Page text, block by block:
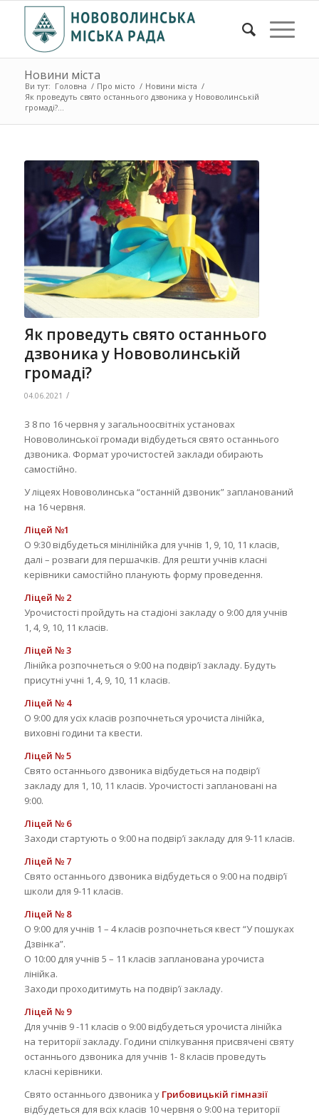
Новини міста
Ви тут: Головна / Про місто / Новини міста /
Як проведуть свято останнього дзвоника у Нововолинській
громаді?...
Як проведуть свято останнього
дзвоника у Нововолинській
громаді?
04.06.2021 /
З 8 по 16 червня у загальноосвітніх установах
Нововолинської громади відбудеться свято останнього
дзвоника. Формат урочистостей заклади обирають
самостійно.
У ліцеях Нововолинська “останній дзвоник” запланований
на 16 червня.
Ліцей №1
О 9:30 відбудеться мінілінійка для учнів 1, 9, 10, 11 класів,
далі – розваги для першачків. Для решти учнів класні
керівники самостійно планують форму проведення.
Ліцей № 2
Урочистості пройдуть на стадіоні закладу о 9:00 для учнів
1, 4, 9, 10, 11 класів.
Ліцей № 3
Лінійка розпочнеться о 9:00 на подвір’ї закладу. Будуть
присутні учні 1, 4, 9, 10, 11 класів.
Ліцей № 4
О 9:00 для усіх класів розпочнеться урочиста лінійка,
виховні години та квести.
Ліцей № 5
Свято останнього дзвоника відбудеться на подвір’ї
закладу для 1, 10, 11 класів. Урочистості заплановані на
9:00.
Ліцей № 6
Заходи стартують о 9:00 на подвір’ї закладу для 9-11 класів.
Ліцей № 7
Свято останнього дзвоника відбудеться о 9:00 на подвір’ї
школи для 9-11 класів.
Ліцей № 8
О 9:00 для учнів 1 – 4 класів розпочнеться квест “У пошуках
Дзвінка”.
О 10:00 для учнів 5 – 11 класів запланована урочиста
лінійка.
Заходи проходитимуть на подвір’ї закладу.
Ліцей № 9
Для учнів 9 -11 класів о 9:00 відбудеться урочиста лінійка
на території закладу. Години спілкування присвячені святу
останнього дзвоника для учнів 1- 8 класів проведуть
класні керівники.
Свято останнього дзвоника у Грибовицькій гімназії
відбудеться для всіх класів 10 червня о 9:00 на території